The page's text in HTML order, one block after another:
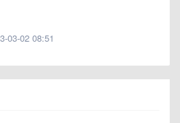
03-02 08:51